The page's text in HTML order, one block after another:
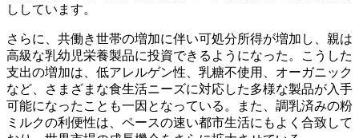
ししています。
さらに、共働き世帯の増加に伴い可処分所得が増加し、親は
高級な乳幼児栄養製品に投資できるようになった。こうした
支出の増加は、低アレルゲン性、乳糖不使用、オーガニック
など、さまざまな食生活ニーズに対応した多様な製品が入手
可能になったことも一因となっている。また、調乳済みの粉
ミルクの利便性は、ペースの速い都市生活にもよく合致して